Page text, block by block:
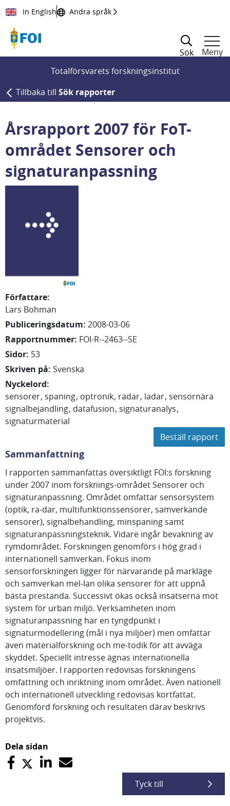
Till innehållet
In English Andra språk
Sök
Meny
Totalförsvarets forskningsinstitut
Tillbaka till Sök rapporter
Årsrapport 2007 för FoT-
området Sensorer och
signaturanpassning
Författare:
Lars Bohman
Publiceringsdatum: 2008-03-06
Rapportnummer: FOI-R--2463--SE
Sidor: 53
Skriven på: Svenska
Nyckelord:
sensorer spaning optronik radar ladar sensornära
signalbejandling datafusion signaturanalys
signaturmaterial
Beställ rapport
Sammanfattning
I rapporten sammanfattas översiktligt FOI:s forskning
under 2007 inom forsknings-området Sensorer och
signaturanpassning. Området omfattar sensorsystem
(optik, ra-dar, multifunktionssensorer, samverkande
sensorer), signalbehandling, minspaning samt
signaturanpassningsteknik. Vidare ingår bevakning av
rymdområdet. Forskningen genomförs i hög grad i
internationell samverkan. Fokus inom
sensorforskningen ligger för närvarande på markläge
och samverkan mel-lan olika sensorer för att uppnå
bästa prestanda. Successivt ökas också insatserna mot
system för urban miljö. Verksamheten inom
signaturanpassning har en tyngdpunkt i
signaturmodellering (mål i nya miljöer) men omfattar
även materialforskning och me-todik för att avväga
skyddet. Speciellt intresse ägnas internationella
insatsmiljöer. I rapporten redovisas forskningens
omfattning och inriktning inom området. Även nationell
och internationell utveckling redovisas kortfattat.
Genomförd forskning och resultaten därav beskrivs
projektvis.
Dela sidan
Tyck till